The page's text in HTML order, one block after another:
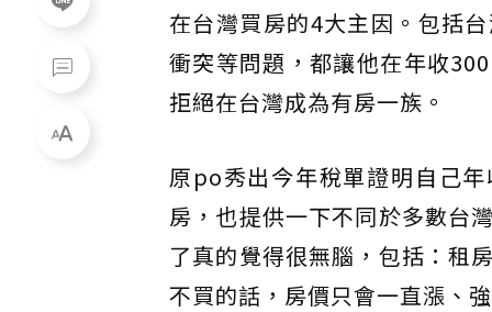
在台灣買房的4大主因。包括
衝突等問題，都讓他在年收
拒絕在台灣成為有房一族。
原po秀出今年稅單證明自己
房，也提供一下不同於多數台
了真的覺得很無腦，包括：租
不買的話，房價只會一直漲、